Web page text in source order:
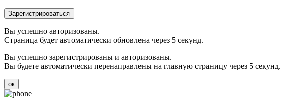
Зарегистрироваться
Вы успешно авторизованы.
Страница будет автоматически обновлена через 5 секунд.
Вы успешно зарегистрированы и авторизованы.
Вы будете автоматически перенаправлены на главную страницу через 5 секунд.
ок